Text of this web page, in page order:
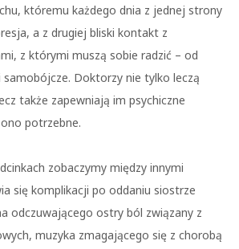
któremu każdego dnia z jednej strony
a z drugiej bliski kontakt z
z którymi muszą sobie radzić – od
samobójcze. Doktorzy nie tylko leczą
także zapewniają im psychiczne
potrzebne.
zobaczymy między innymi
się komplikacji po oddaniu siostrze
odczuwającego ostry ból związany z
muzyka zmagającego się z chorobą